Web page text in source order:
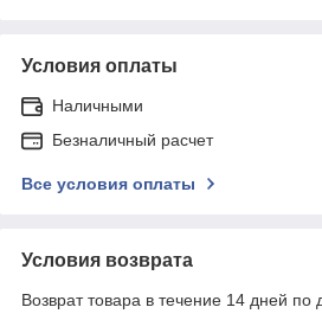
Условия оплаты
Наличными
Безналичный расчет
Все условия оплаты
Условия возврата
Возврат товара в течение 14 дней по